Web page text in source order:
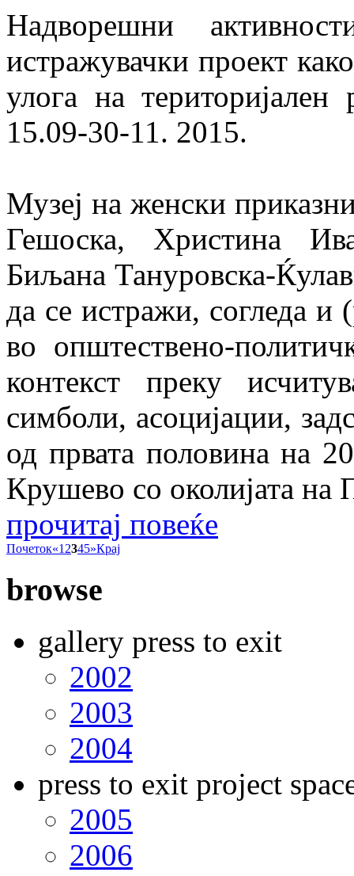
Надворешни
истражувачки проект
улога на територијален
15.09-30-11. 2015.
Музеј на женски
Гешоска, Христина
Биљана Тануровска-
да се истражи, согледа и
во општествено-
контекст преку
симболи, асоцијации,
од првата половина на
Крушево со околијата на
прочитај повеќе
Почеток«1 2345»Крај
browse
gallery press to exit
2002
2003
2004
press to exit project
2005
2006